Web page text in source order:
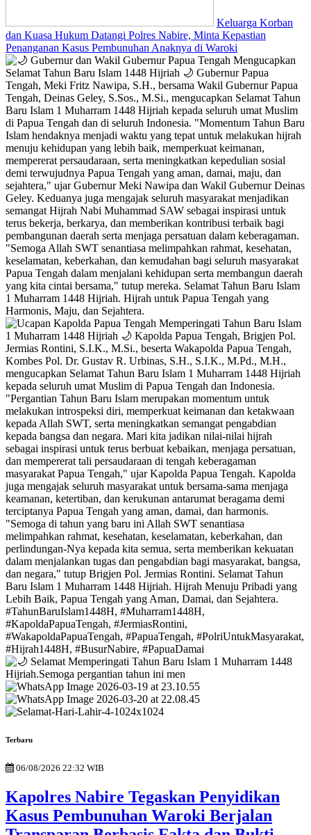
Keluarga Korban
dan Kuasa Hukum Datangi Polres Nabire, Minta Kepastian
Penanganan Kasus Pembunuhan Anaknya di Waroki
Terbaru
06/08/2026 22:32 WIB
Kapolres Nabire Tegaskan Penyidikan
Kasus Pembunuhan Waroki Berjalan